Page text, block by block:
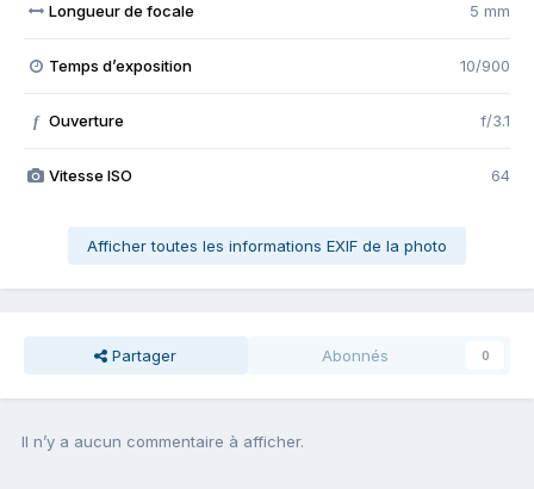
Longueur de focale 5 mm
Temps d’exposition 10/900
f Ouverture f/3.1
Vitesse ISO 64
Afficher toutes les informations EXIF de la photo
Partager Abonnés 0
Il n’y a aucun commentaire à afficher.